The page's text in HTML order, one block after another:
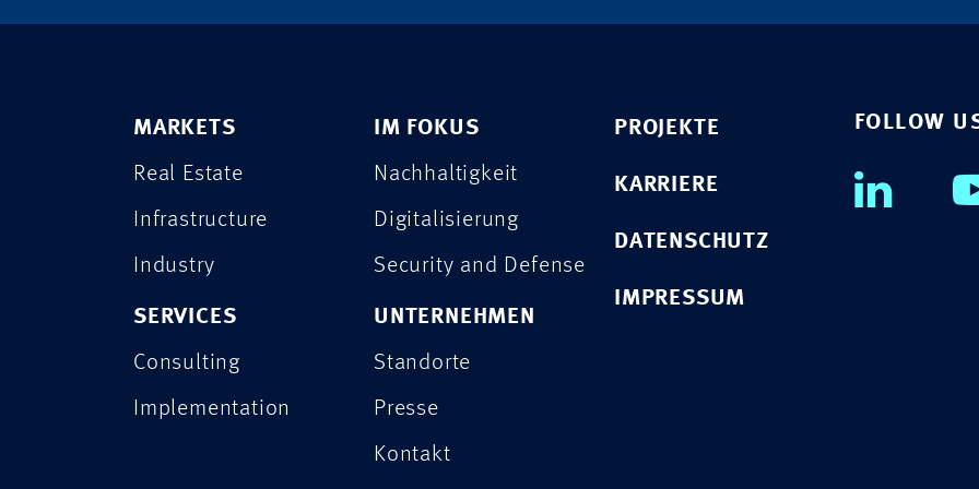
MARKETS
Real Estate
Infrastructure
Industry
SERVICES
Consulting
Implementation
IM FOKUS
Nachhaltigkeit
Digitalisierung
Security and Defense
UNTERNEHMEN
Standorte
Presse
Kontakt
PROJEKTE
KARRIERE
DATENSCHUTZ
IMPRESSUM
FOLLOW